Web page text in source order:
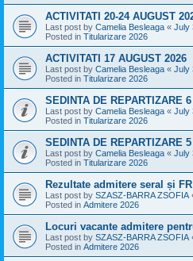
ACTIVITATI 20-24 AUGUST
Last post by Camelia Besleaga « July
Posted in Titularizare 2026
ACTIVITATI 17 AUGUST 2026
Last post by Camelia Besleaga « July
Posted in Titularizare 2026
SEDINTA DE REPARTIZARE
Last post by Camelia Besleaga « July
Posted in Titularizare 2026
SEDINTA DE REPARTIZARE
Last post by Camelia Besleaga « July
Posted in Titularizare 2026
Rezultate admitere seral și FR
Last post by SZASZ-BARRA ZSOFIA
Posted in Admitere 2026
Locuri vacante admitere
Last post by SZASZ-BARRA ZSOFIA
Posted in Admitere 2026